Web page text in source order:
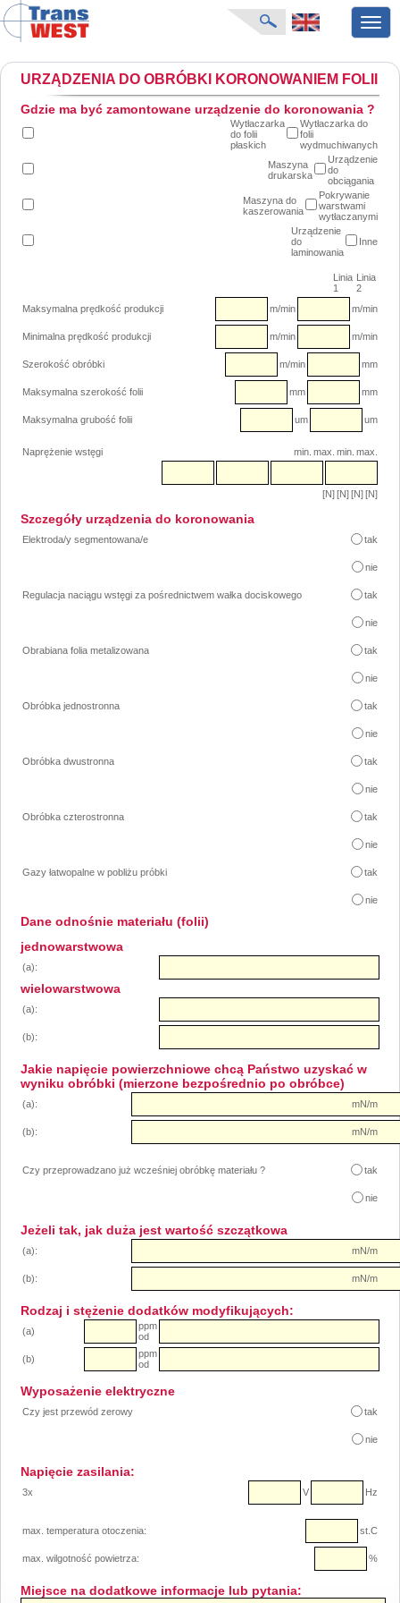
aktualności
o firmie
producenci
karty zapytań
targi
URZĄDZENIA DO OBRÓBKI KORONOWANIEM FOLII
Gdzie ma być zamontowane urządzenie do koronowania ?
Wytłaczarka
do folii
płaskich
Wytłaczarka do
folii
wydmuchiwanych
Maszyna
drukarska
Urządzenie
do
obciągania
Maszyna do
kaszerowania
Pokrywanie
warstwami
wytłaczanymi
Urządzenie
do
laminowania
Inne
Linia
1
Linia
2
Maksymalna prędkość produkcji
m/min m/min
Minimalna prędkość produkcji m/min m/min
Szerokość obróbki m/min mm
Maksymalna szerokość folii mm mm
Maksymalna grubość folii um um
Naprężenie wstęgi min. max. min. max.
[N] [N] [N] [N]
Szczegóły urządzenia do koronowania
Elektroda/y segmentowana/e tak
nie
Regulacja naciągu wstęgi za pośrednictwem wałka dociskowego tak
nie
Obrabiana folia metalizowana tak
nie
Obróbka jednostronna tak
nie
Obróbka dwustronna tak
nie
Obróbka czterostronna tak
nie
Gazy łatwopalne w pobliżu próbki tak
nie
Dane odnośnie materiału (folii)
jednowarstwowa
(a):
wielowarstwowa
(a):
(b):
Jakie napięcie powierzchniowe chcą Państwo uzyskać w
wyniku obróbki (mierzone bezpośrednio po obróbce)
(a): mN/m
(b): mN/m
Czy przeprowadzano już wcześniej obróbkę materiału ? tak
nie
Jeżeli tak, jak duża jest wartość szczątkowa
(a): mN/m
(b): mN/m
Rodzaj i stężenie dodatków modyfikujących:
(a)
ppm
od
(b)
ppm
od
Wyposażenie elektryczne
Czy jest przewód zerowy tak
nie
Napięcie zasilania:
3x V Hz
max. temperatura otoczenia: st.C
max. wilgotność powietrza: %
Miejsce na dodatkowe informacje lub pytania: